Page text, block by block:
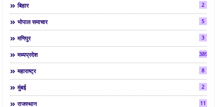
बिहार 2
भोपाल समाचार 5
मणिपुर 3
मध्यप्रदेश 3892
महाराष्ट्र 8
मुंबई 2
राजस्थान 11